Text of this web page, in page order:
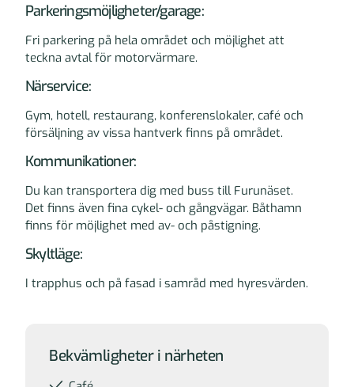
Parkeringsmöjligheter/garage:
Fri parkering på hela området och möjlighet att
teckna avtal för motorvärmare.
Närservice:
Gym, hotell, restaurang, konferenslokaler, café och
försäljning av vissa hantverk finns på området.
Kommunikationer:
Du kan transportera dig med buss till Furunäset.
Det finns även fina cykel- och gångvägar. Båthamn
finns för möjlighet med av- och påstigning.
Skyltläge:
I trapphus och på fasad i samråd med hyresvärden.
Bekvämligheter i närheten